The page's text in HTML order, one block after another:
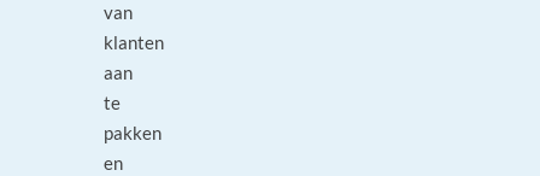
van
klanten
aan
te
pakken
en